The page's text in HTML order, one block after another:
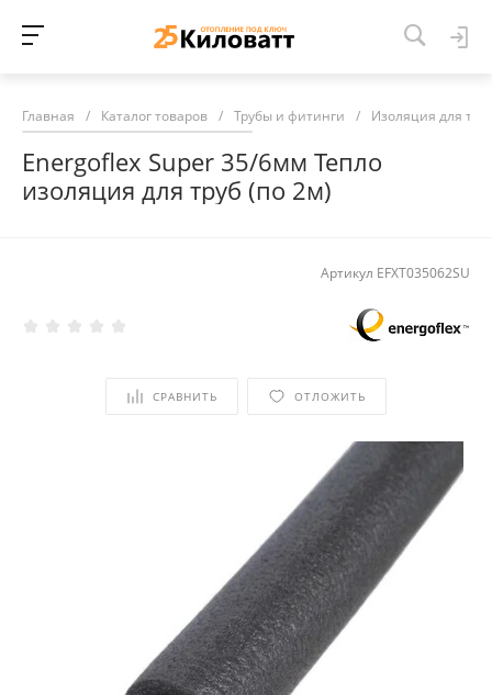
Главная / Каталог товаров / Трубы и фитинги / Изоляция для
Energoflex Super 35/6мм Тепло
изоляция для труб (по 2м)
Артикул EFXT035062SU
СРАВНИТЬ ОТЛОЖИТЬ